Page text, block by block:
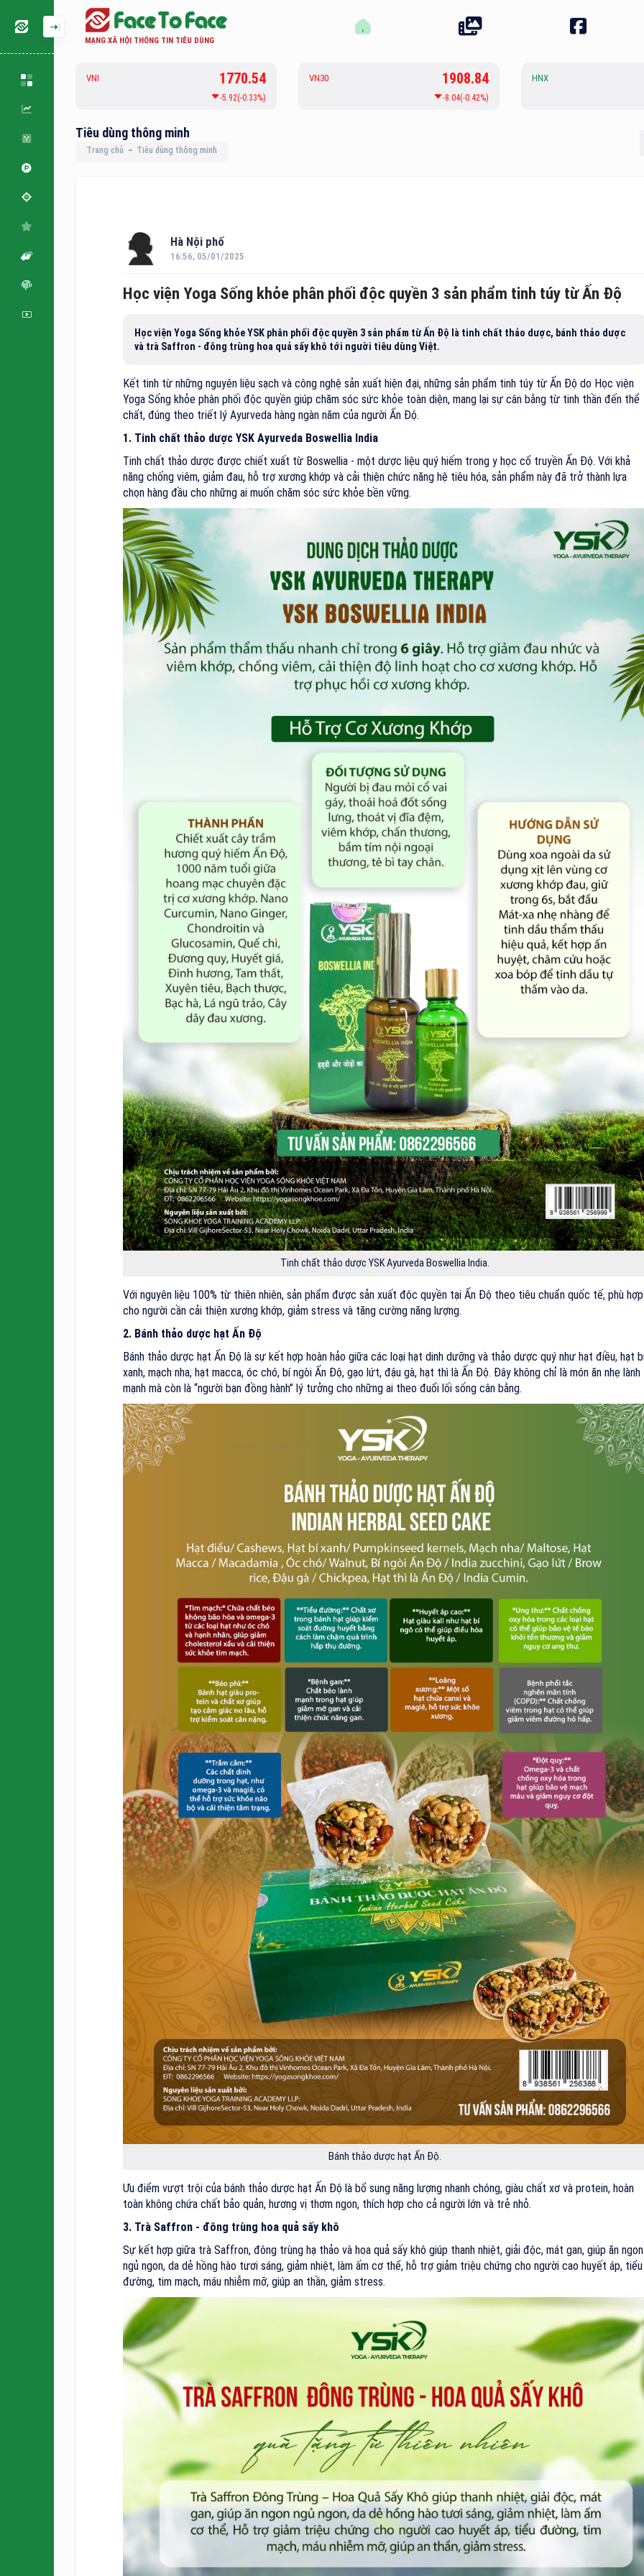
MẠNG XÃ HỘI THÔNG TIN TIÊU DÙNG
126.72 VNI 1770.54
-5.92(-0.33%)
VN30 1908.84
-8.04(-0.42%)
HNX
Tiêu dùng thông minh
Trang chủ Tiêu dùng thông minh
Hà Nội phố
16:56, 05/01/2025
Học viện Yoga Sống khỏe phân phối độc quyền 3 sản phẩm tinh túy từ Ấn Độ
Học viện Yoga Sống khỏe YSK phân phối độc quyền 3 sản phẩm từ Ấn Độ là tinh chất thảo dược, bánh thảo dược
và trà Saffron - đông trùng hoa quả sấy khô tới người tiêu dùng Việt.
Kết tinh từ những nguyên liệu sạch và công nghệ sản xuất hiện đại, những sản phẩm tinh túy từ Ấn Độ do Học viện
Yoga Sống khỏe phân phối độc quyền giúp chăm sóc sức khỏe toàn diện, mang lại sự cân bằng từ tinh thần đến thể
chất, đúng theo triết lý Ayurveda hàng ngàn năm của người Ấn Độ.
1. Tinh chất thảo dược YSK Ayurveda Boswellia India
Tinh chất thảo dược được chiết xuất từ Boswellia - một dược liệu quý hiếm trong y học cổ truyền Ấn Độ. Với khả
năng chống viêm, giảm đau, hỗ trợ xương khớp và cải thiện chức năng hệ tiêu hóa, sản phẩm này đã trở thành lựa
chọn hàng đầu cho những ai muốn chăm sóc sức khỏe bền vững.
Tinh chất thảo dược YSK Ayurveda Boswellia India.
Với nguyên liệu 100% từ thiên nhiên, sản phẩm được sản xuất độc quyền tại Ấn Độ theo tiêu chuẩn quốc tế, phù hợp
cho người cần cải thiện xương khớp, giảm stress và tăng cường năng lượng.
2. Bánh thảo dược hạt Ấn Độ
Bánh thảo dược hạt Ấn Độ là sự kết hợp hoàn hảo giữa các loại hạt dinh dưỡng và thảo dược quý như hạt điều, hạt
xanh, mạch nha, hạt macca, óc chó, bí ngòi Ấn Độ, gạo lứt, đậu gà, hạt thì là Ấn Độ. Đây không chỉ là món ăn nhẹ lành
mạnh mà còn là “người bạn đồng hành” lý tưởng cho những ai theo đuổi lối sống cân bằng.
Bánh thảo dược hạt Ấn Độ.
Ưu điểm vượt trội của bánh thảo dược hạt Ấn Độ là bổ sung năng lượng nhanh chóng, giàu chất xơ và protein, hoàn
toàn không chứa chất bảo quản, hương vị thơm ngon, thích hợp cho cả người lớn và trẻ nhỏ.
3. Trà Saffron - đông trùng hoa quả sấy khô
Sự kết hợp giữa trà Saffron, đông trùng hạ thảo và hoa quả sấy khô giúp thanh nhiệt, giải độc, mát gan, giúp ăn ngon
ngủ ngon, da dẻ hồng hào tươi sáng, giảm nhiệt, làm ấm cơ thể, hỗ trợ giảm triệu chứng cho người cao huyết áp, tiểu
đường, tim mạch, máu nhiễm mỡ, giúp an thần, giảm stress.